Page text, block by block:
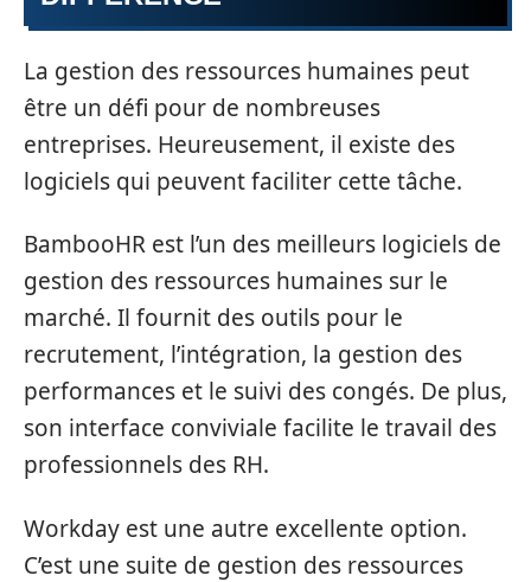
La gestion des ressources humaines peut
être un défi pour de nombreuses
entreprises. Heureusement, il existe des
logiciels qui peuvent faciliter cette tâche.
BambooHR est l’un des meilleurs logiciels de
gestion des ressources humaines sur le
marché. Il fournit des outils pour le
recrutement, l’intégration, la gestion des
performances et le suivi des congés. De plus,
son interface conviviale facilite le travail des
professionnels des RH.
Workday est une autre excellente option.
C’est une suite de gestion des ressources